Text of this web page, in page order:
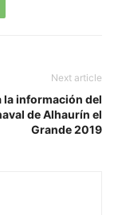
Next article
la información del
de Alhaurín el
Grande 2019